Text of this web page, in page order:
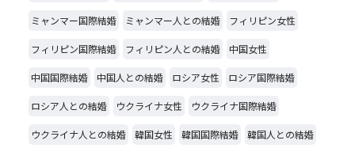
ミャンマー国際結婚 ミャンマー人との結婚 フィリピン女性
フィリピン国際結婚 フィリピン人との結婚 中国女性
中国国際結婚 中国人との結婚 ロシア女性 ロシア国際結婚
ロシア人との結婚 ウクライナ女性 ウクライナ国際結婚
ウクライナ人との結婚 韓国女性 韓国国際結婚 韓国人との結婚